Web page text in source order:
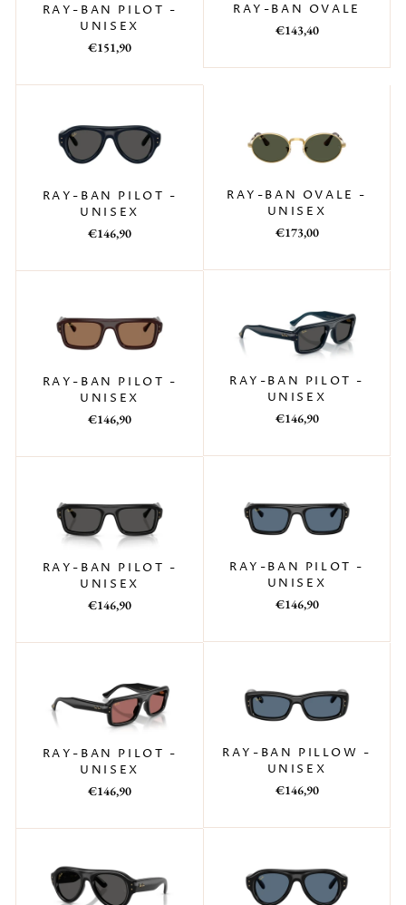
RAY-BAN PILOT -
UNISEX
Prezzo
Prezzo
€151,90
RAY-BAN OVALE
Prezzo
listino
Prezzo
€143,40
RAY-BAN PILOT -
UNISEX
Prezzo
Prezzo
€146,90
RAY-BAN OVALE -
UNISEX
€173,00
RAY-BAN PILOT -
UNISEX
Prezzo
Prezzo
€146,90
RAY-BAN PILOT -
UNISEX
Prezzo
listino
Prezzo
€146,90
RAY-BAN PILOT -
UNISEX
Prezzo
Prezzo
€146,90
RAY-BAN PILOT -
UNISEX
Prezzo
listino
Prezzo
€146,90
RAY-BAN PILOT -
UNISEX
Prezzo
Prezzo
€146,90
RAY-BAN PILLOW -
UNISEX
Prezzo
listino
Prezzo
€146,90